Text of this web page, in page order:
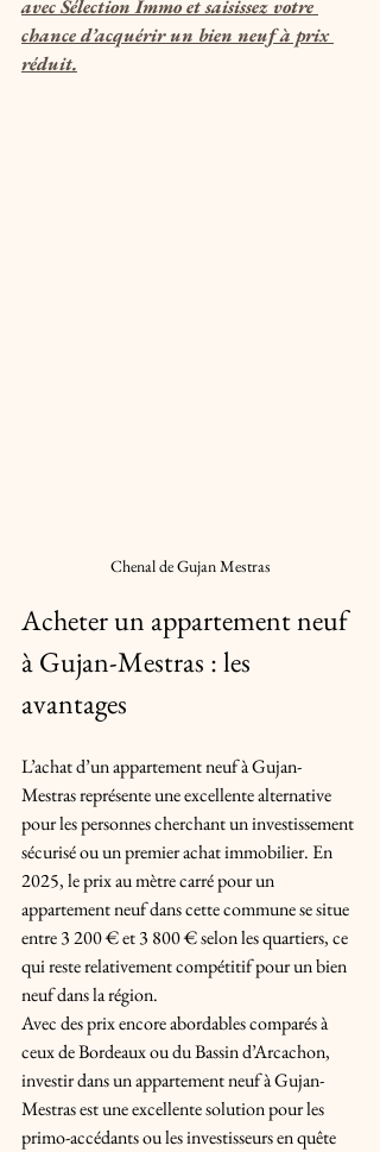
avec Sélection Immo et saisissez votre
chance d’acquérir un bien neuf à prix
réduit.
Chenal de Gujan Mestras
Acheter un appartement neuf
à Gujan-Mestras : les
avantages
L’achat d’un appartement neuf à Gujan-
Mestras représente une excellente alternative
pour les personnes cherchant un investissement
sécurisé ou un premier achat immobilier. En
2025, le prix au mètre carré pour un
appartement neuf dans cette commune se situe
entre 3 200 € et 3 800 € selon les quartiers, ce
qui reste relativement compétitif pour un bien
neuf dans la région.
Avec des prix encore abordables comparés à
ceux de Bordeaux ou du Bassin d’Arcachon,
investir dans un appartement neuf à Gujan-
Mestras est une excellente solution pour les
primo-accédants ou les investisseurs en quête